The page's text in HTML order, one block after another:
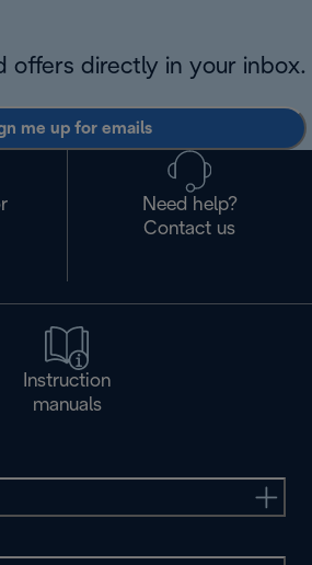
offers directly in your inbox.
me up for emails
Need help?
Contact us
Instruction
manuals